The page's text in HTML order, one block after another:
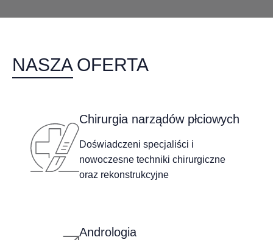
NASZA OFERTA
Chirurgia narządów płciowych
Doświadczeni specjaliści i
nowoczesne techniki chirurgiczne
oraz rekonstrukcyjne
Andrologia